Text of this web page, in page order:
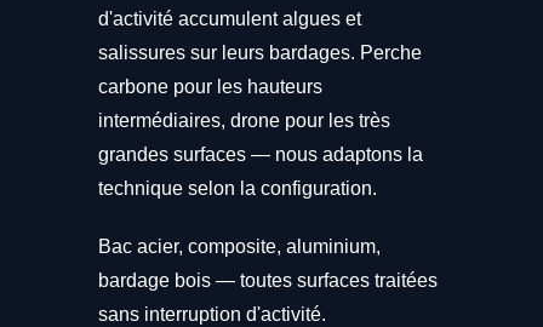
d'activité accumulent algues et
salissures sur leurs bardages. Perche
carbone pour les hauteurs
intermédiaires, drone pour les très
grandes surfaces — nous adaptons la
technique selon la configuration.
Bac acier, composite, aluminium,
bardage bois — toutes surfaces traitées
sans interruption d'activité.